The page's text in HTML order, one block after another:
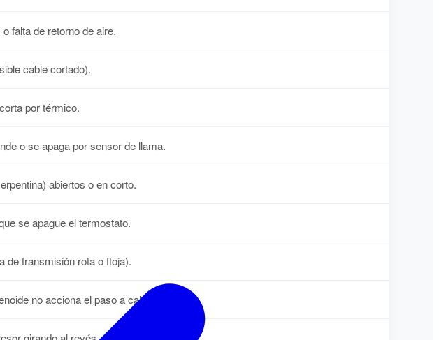
falta de retorno de aire.
cable cortado).
por térmico.
o se apaga por sensor de llama.
abiertos o en corto.
se apague el termostato.
de transmisión rota o floja).
no acciona el paso a calor.